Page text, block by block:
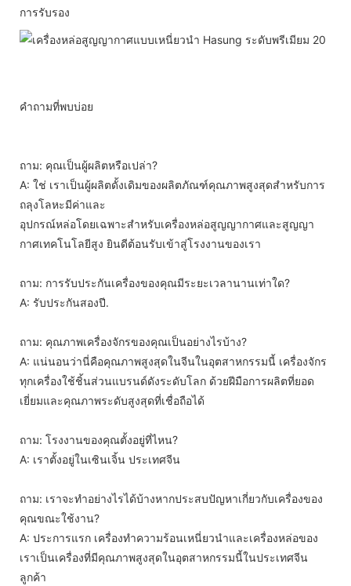
การรับรอง
คำถามที่พบบ่อย
ถาม: คุณเป็นผู้ผลิตหรือเปล่า?
A: ใช่ เราเป็นผู้ผลิตดั้งเดิมของผลิตภัณฑ์คุณภาพสูงสุดสำหรับการ
ถลุงโลหะมีค่าและ
อุปกรณ์หล่อโดยเฉพาะสำหรับเครื่องหล่อสูญญากาศและสูญญา
กาศเทคโนโลยีสูง ยินดีต้อนรับเข้าสู่โรงงานของเรา
ถาม: การรับประกันเครื่องของคุณมีระยะเวลานานเท่าใด?
A: รับประกันสองปี.
ถาม: คุณภาพเครื่องจักรของคุณเป็นอย่างไรบ้าง?
A: แน่นอนว่านี่คือคุณภาพสูงสุดในจีนในอุตสาหกรรมนี้ เครื่องจักร
ทุกเครื่องใช้ชิ้นส่วนแบรนด์ดังระดับโลก ด้วยฝีมือการผลิตที่ยอด
เยี่ยมและคุณภาพระดับสูงสุดที่เชื่อถือได้
ถาม: โรงงานของคุณตั้งอยู่ที่ไหน?
A: เราตั้งอยู่ในเซินเจิ้น ประเทศจีน
ถาม: เราจะทำอย่างไรได้บ้างหากประสบปัญหาเกี่ยวกับเครื่องของ
คุณขณะใช้งาน?
A: ประการแรก เครื่องทำความร้อนเหนี่ยวนำและเครื่องหล่อของ
เราเป็นเครื่องที่มีคุณภาพสูงสุดในอุตสาหกรรมนี้ในประเทศจีน
ลูกค้า